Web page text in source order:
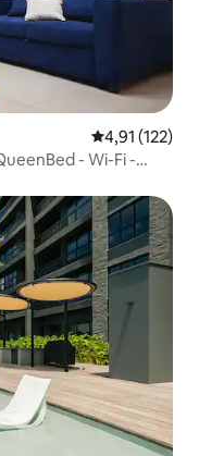
Середня
4,91 (122)
- Wi-Fi -